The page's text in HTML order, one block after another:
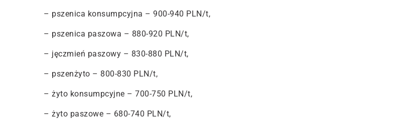
– pszenica konsumpcyjna – 900-940 PLN/t,
– pszenica paszowa – 880-920 PLN/t,
– jęczmień paszowy – 830-880 PLN/t,
– pszenżyto – 800-830 PLN/t,
– żyto konsumpcyjne – 700-750 PLN/t,
– żyto paszowe – 680-740 PLN/t,